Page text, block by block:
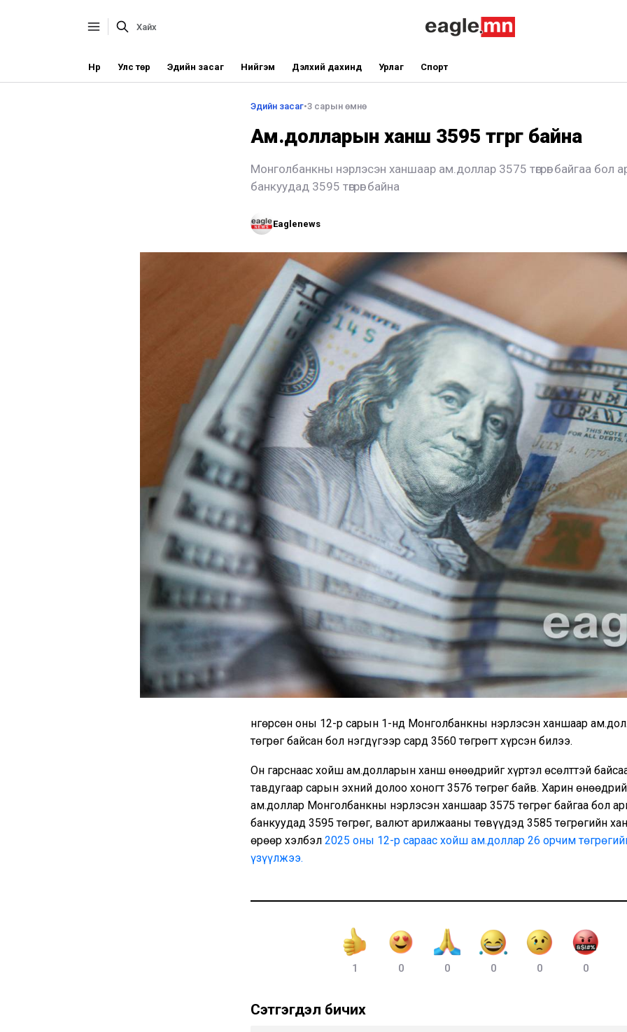
Нүүр Улс төр Эдийн засаг Нийгэм Дэлхий дахинд Урлаг Спорт
Эдийн засаг•3 сарын өмнө
Ам.долларын ханш 3595 төгрөг байна
Монголбанкны нэрлэсэн ханшаар ам.доллар 3575 төгрөг байгаа бол
банкуудад 3595 төгрөг байна
Eaglenews
Өнгөрсөн оны 12-р сарын 1-нд Монголбанкны нэрлэсэн ханшаар
төгрөг байсан бол нэгдүгээр сард 3560 төгрөгт хүрсэн билээ.
Он гарснаас хойш ам.долларын ханш өнөөдрийг хүртэл өсөлттэй
тавдугаар сарын эхний долоо хоногт 3576 төгрөг байв. Харин
ам.доллар Монголбанкны нэрлэсэн ханшаар 3575 төгрөг байгаа бол
банкуудад 3595 төгрөг, валют арилжааны төвүүдэд 3585 төгрөгийн
Өөрөөр хэлбэл 2025 оны 12-р сараас хойш ам.доллар 26 орчим
үзүүлжээ.
1 0 0 0 0 0
Сэтгэгдэл бичих